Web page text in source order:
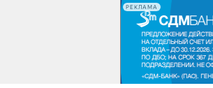
РЕКЛАМА